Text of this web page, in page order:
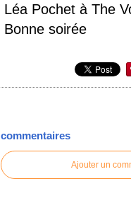
Léa Pochet à The
Bonne soirée
commentaires
Ajouter un